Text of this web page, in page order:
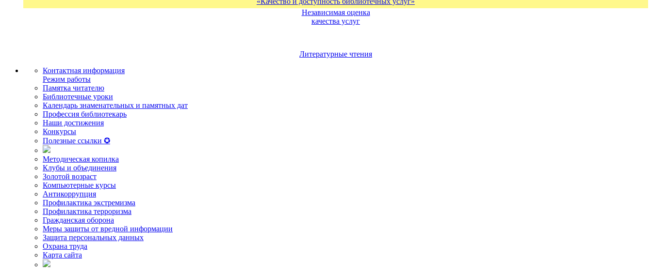
Независимая оценка
качества услуг
Литературные чтения
Контактная информация
Режим работы
Памятка читателю
Библиотечные уроки
Календарь знаменательных и памятных дат
Профессия библиотекарь
Наши достижения
Конкурсы
Полезные ссылки ✪
Методическая копилка
Клубы и объединения
Золотой возраст
Компьютерные курсы
Антикоррупция
Профилактика экстремизма
Профилактика терроризма
Гражданская оборона
Меры защиты от вредной информации
Защита персональных данных
Охрана труда
Карта сайта